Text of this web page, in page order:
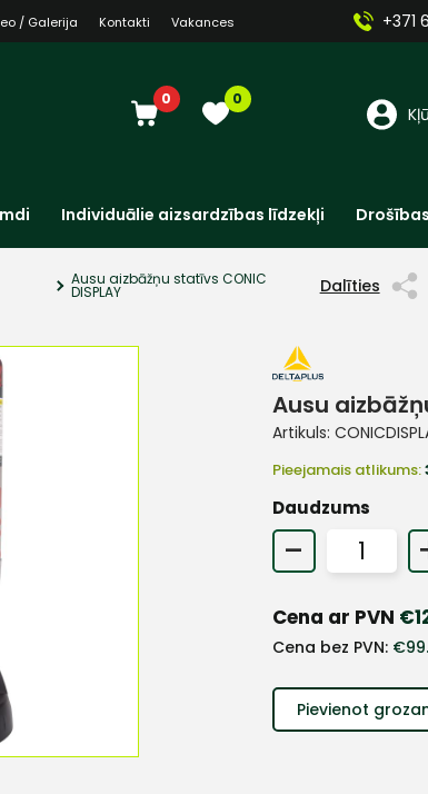
/ Galerija Kontakti Vakances +371
0 0
Individuālie aizsardzības līdzekļi
Ausu aizbāžņu statīvs CONIC
DISPLAY Dalīties
Ausu
Artikuls:
Pieejamais atlikums:
Daudzums
-
Cena ar PVN €
Cena bez PVN: €
Pievienot